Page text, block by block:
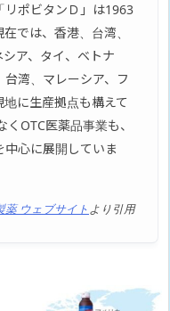
リポビタンＤ」は1963
では、香港、台湾、
ア、タイ、ベトナ
湾、マレーシア、フ
に生産拠点も構えて
OTC医薬品事業も、
心に展開していま
薬 ウェブサイト より引用